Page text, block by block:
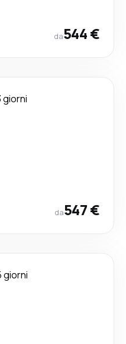
da544 €
giorni
da547 €
giorni